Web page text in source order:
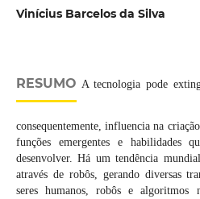
Vinícius Barcelos da Silva
RESUMO A tecnologia pode
consequentemente, influencia na
funções emergentes e habilidades
desenvolver. Há um tendência
através de robôs, gerando diversas
seres humanos, robôs e algoritmos